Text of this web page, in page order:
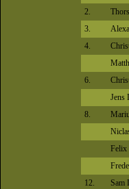
2.
3.
4.
6.
Jens
8.
Felix
12.
Sam